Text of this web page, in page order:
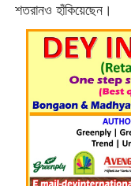
শতরানও হাঁকিয়েছেন।